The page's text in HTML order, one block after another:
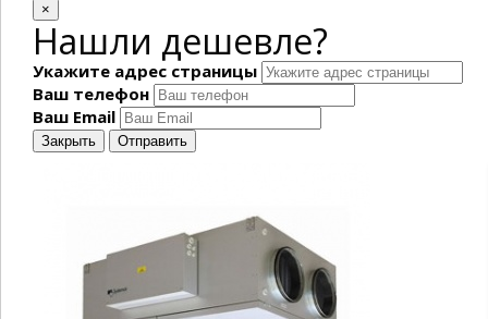
×
Нашли дешевле?
Укажите адрес страницы
Ваш телефон
Ваш Email
Закрыть Отправить